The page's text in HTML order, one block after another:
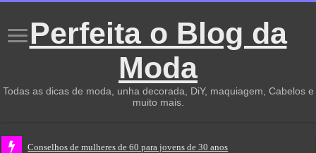
Perfeita o Blog da
Moda
Todas as dicas de moda, unha decorada, DiY, maquiagem, Cabelos e
muito mais.
Conselhos de mulheres de 60 para jovens de 30 anos